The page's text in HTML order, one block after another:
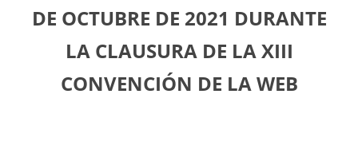
DE OCTUBRE DE 2021 DURANTE
LA CLAUSURA DE LA XIII
CONVENCIÓN DE LA WEB